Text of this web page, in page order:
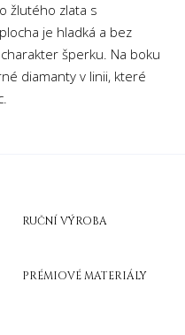
žlutého zlata s
je hladká a bez
šperku. Na boku
diamanty v linii, které
RUČNÍ VÝROBA
PRÉMIOVÉ MATERIÁLY